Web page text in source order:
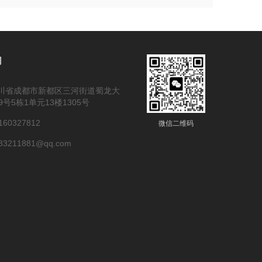
省成都市新都区三河街道蜀龙大
号5栋1单元13楼1305号
微信二维码